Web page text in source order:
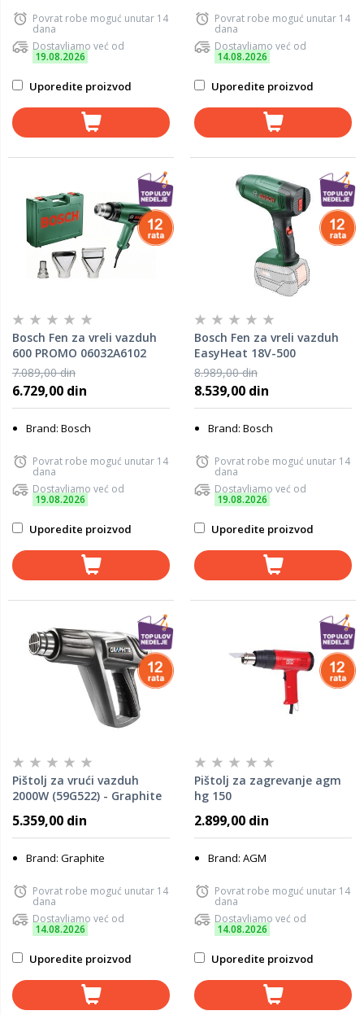
Povrat robe moguć unutar 14
dana
Dostavljamo već od
19.08.2026
Uporedite proizvod
Povrat robe moguć unutar 14
dana
Dostavljamo već od
14.08.2026
Uporedite proizvod
Bosch Fen za vreli vazduh
600 PROMO 06032A6102
7.089,00 din
6.729,00 din
Brand: Bosch
Povrat robe moguć unutar 14
dana
Dostavljamo već od
19.08.2026
Uporedite proizvod
Bosch Fen za vreli vazduh
EasyHeat 18V-500
06032A8000
8.989,00 din
8.539,00 din
Brand: Bosch
Povrat robe moguć unutar 14
dana
Dostavljamo već od
19.08.2026
Uporedite proizvod
Pištolj za vrući vazduh
2000W (59G522) - Graphite
5.359,00 din
Brand: Graphite
Povrat robe moguć unutar 14
dana
Dostavljamo već od
14.08.2026
Uporedite proizvod
Pištolj za zagrevanje agm
hg 150
2.899,00 din
Brand: AGM
Povrat robe moguć unutar 14
dana
Dostavljamo već od
14.08.2026
Uporedite proizvod